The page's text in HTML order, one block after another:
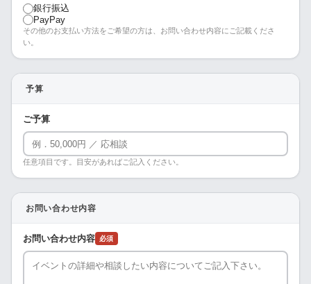
銀行振込
PayPay
その他のお支払い方法をご希望の方は、お問い合わせ内容にご記載くださ
い。
予算
ご予算
任意項目です。目安があればご記入ください。
お問い合わせ内容
お問い合わせ内容 必須